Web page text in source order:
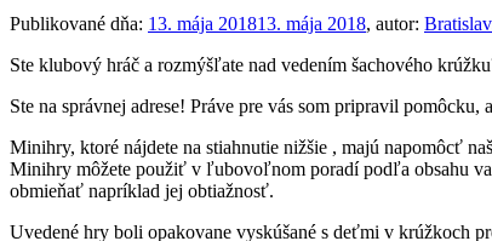
Publikované dňa: 13. mája 201813. mája 2018, autor:
Ste klubový hráč a rozmýšľate nad vedením šachového
Ste na správnej adrese! Práve pre vás som pripravil
Minihry, ktoré nájdete na stiahnutie nižšie , majú napomôcť
Minihry môžete použiť v ľubovoľnom poradí podľa obsahu
obmieňať napríklad jej obtiažnosť.
Uvedené hry boli opakovane vyskúšané s deťmi v krúžkoch